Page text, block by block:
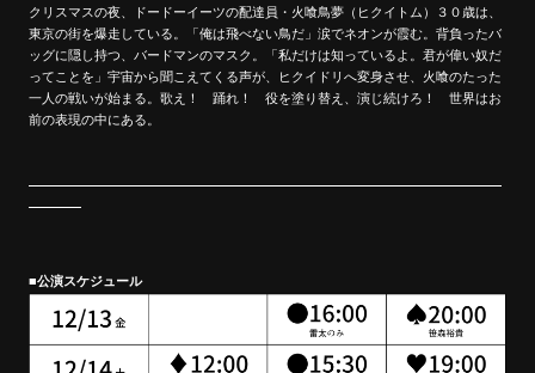
RADIO ARCHIVES
MOVIE
クリスマスの夜、ドードーイーツの配達員・火喰鳥夢（ヒクイトム）３０歳は、
東京の街を爆走している。「俺は飛べない鳥だ」涙でネオンが霞む。背負ったバ
ッグに隠し持つ、バードマンのマスク。「私だけは知っているよ。君が偉い奴だ
ってことを」宇宙から聞こえてくる声が、ヒクイドリへ変身させ、火喰のたった
一人の戦いが始まる。歌え！ 踊れ！ 役を塗り替え、演じ続けろ！ 世界はお
前の表現の中にある。
■公演スケジュール